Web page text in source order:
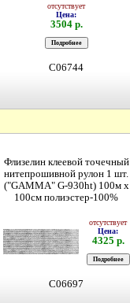
отсутствует
Цена:
3504 р.
C06744
Флизелин клеевой точечный
нитепрошивной рулон 1 шт.
("GAMMA" G-930ht) 100м х
100см полиэстер-100%
отсутствует
Цена:
4325 р.
C06697